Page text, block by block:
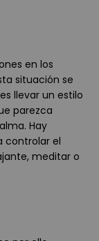
en los
situación se
llevar un estilo
parezca
Hay
controlar el
meditar o